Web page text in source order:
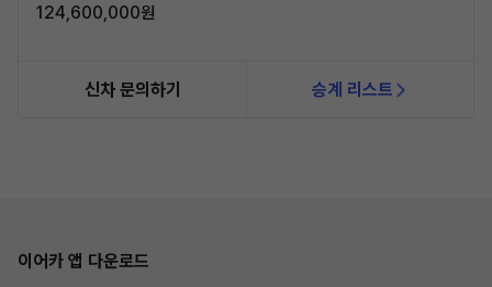
124,600,000원
신차 문의하기 승계 리스트
이어카 앱 다운로드